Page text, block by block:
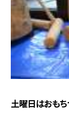
土曜日はおも